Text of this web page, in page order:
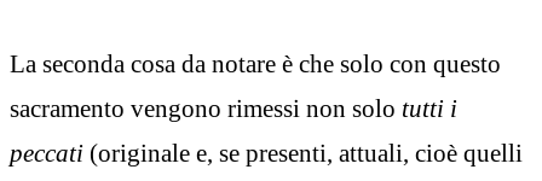
La seconda cosa da notare è che solo con questo
sacramento vengono rimessi non solo tutti i
peccati (originale e, se presenti, attuali, cioè quelli